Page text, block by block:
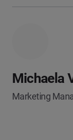
Michaela
Marketing